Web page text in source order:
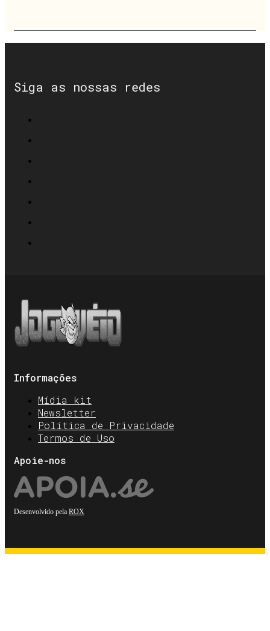
Siga as nossas redes
Informações
Mídia kit
Newsletter
Política de Privacidade
Termos de Uso
Apoie-nos
Desenvolvido pela ROX